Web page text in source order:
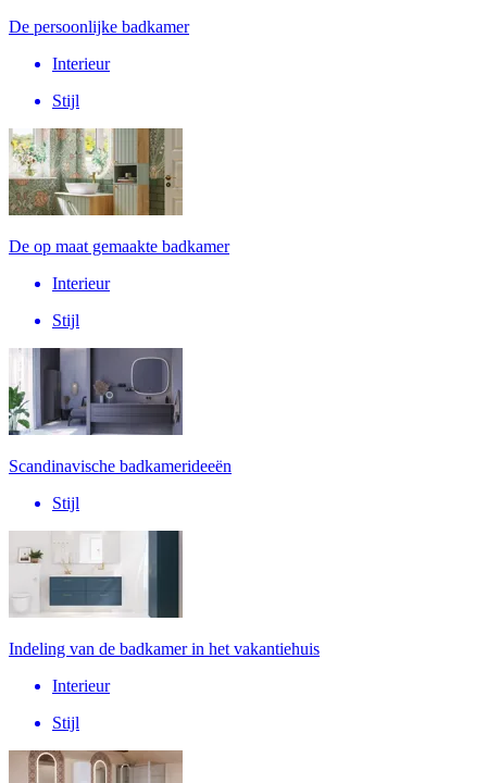
De persoonlijke badkamer
Interieur
Stijl
De op maat gemaakte badkamer
Interieur
Stijl
Scandinavische badkamerideeën
Stijl
Indeling van de badkamer in het vakantiehuis
Interieur
Stijl